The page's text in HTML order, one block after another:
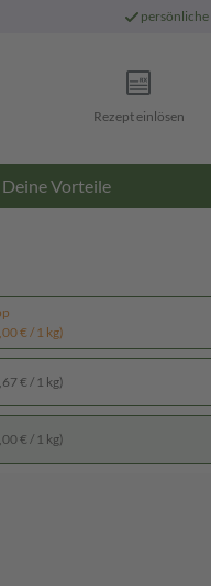
persönliche
Rezept einlösen
Deine Vorteile
€ / 1 kg)
€ / 1 kg)
€ / 1 kg)